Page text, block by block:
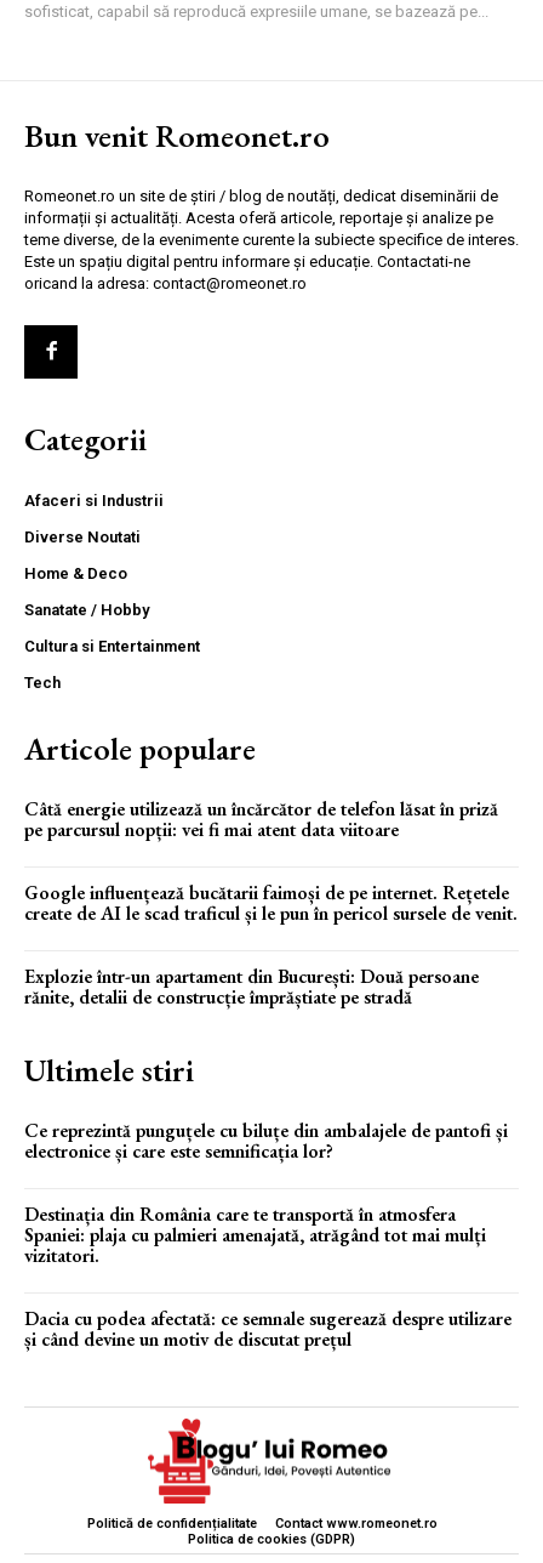
sofisticat, capabil să reproducă expresiile umane, se bazează pe...
Bun venit Romeonet.ro
Romeonet.ro un site de știri / blog de noutăți, dedicat diseminării de
informații și actualități. Acesta oferă articole, reportaje și analize pe
teme diverse, de la evenimente curente la subiecte specifice de interes.
Este un spațiu digital pentru informare și educație. Contactati-ne
oricand la adresa: contact@romeonet.ro
Categorii
Afaceri si Industrii
Diverse Noutati
Home & Deco
Sanatate / Hobby
Cultura si Entertainment
Tech
Articole populare
Câtă energie utilizează un încărcător de telefon lăsat în priză
pe parcursul nopții: vei fi mai atent data viitoare
Google influențează bucătarii faimoși de pe internet. Rețetele
create de AI le scad traficul și le pun în pericol sursele de venit.
Explozie într-un apartament din București: Două persoane
rănite, detalii de construcție împrăștiate pe stradă
Ultimele stiri
Ce reprezintă punguțele cu biluțe din ambalajele de pantofi și
electronice și care este semnificația lor?
Destinația din România care te transportă în atmosfera
Spaniei: plaja cu palmieri amenajată, atrăgând tot mai mulți
vizitatori.
Dacia cu podea afectată: ce semnale sugerează despre utilizare
și când devine un motiv de discutat prețul
Politică de confidențialitate
Contact www.romeonet.ro
Politica de cookies (GDPR)